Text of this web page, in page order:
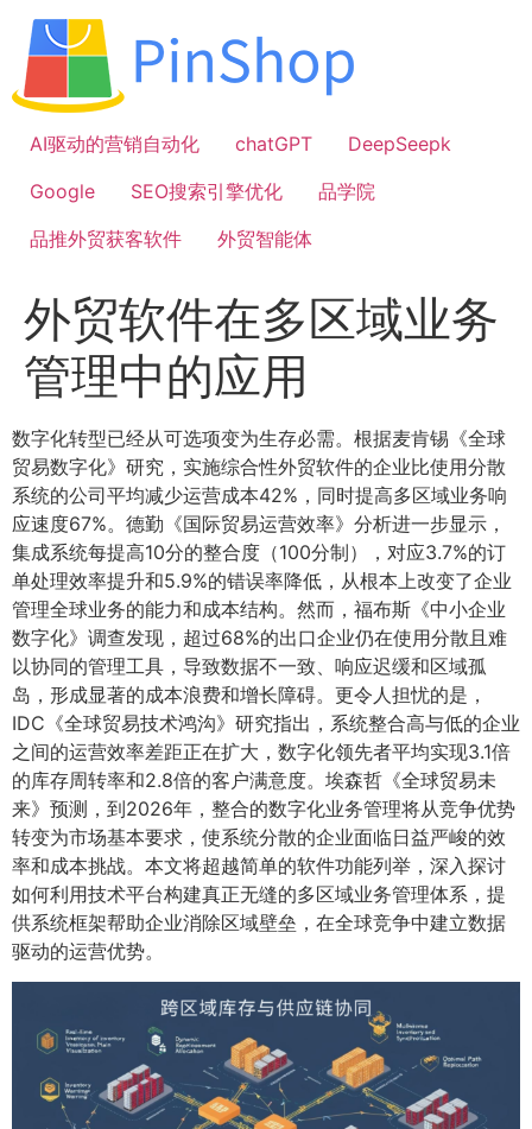
容
AI驱动的营销自动化
chatGPT
DeepSeepk
Google
SEO搜索引擎优化
品学院
品推外贸获客软件
外贸智能体
外贸软件在多区域业务
管理中的应用
数字化转型已经从可选项变为生存必需。根据麦肯锡《全球
贸易数字化》研究，实施综合性外贸软件的企业比使用分散
系统的公司平均减少运营成本42%，同时提高多区域业务响
应速度67%。德勤《国际贸易运营效率》分析进一步显示，
集成系统每提高10分的整合度（100分制），对应3.7%的订
单处理效率提升和5.9%的错误率降低，从根本上改变了企业
管理全球业务的能力和成本结构。然而，福布斯《中小企业
数字化》调查发现，超过68%的出口企业仍在使用分散且难
以协同的管理工具，导致数据不一致、响应迟缓和区域孤
岛，形成显著的成本浪费和增长障碍。更令人担忧的是，
IDC《全球贸易技术鸿沟》研究指出，系统整合高与低的企业
之间的运营效率差距正在扩大，数字化领先者平均实现3.1倍
的库存周转率和2.8倍的客户满意度。埃森哲《全球贸易未
来》预测，到2026年，整合的数字化业务管理将从竞争优势
转变为市场基本要求，使系统分散的企业面临日益严峻的效
率和成本挑战。本文将超越简单的软件功能列举，深入探讨
如何利用技术平台构建真正无缝的多区域业务管理体系，提
供系统框架帮助企业消除区域壁垒，在全球竞争中建立数据
驱动的运营优势。